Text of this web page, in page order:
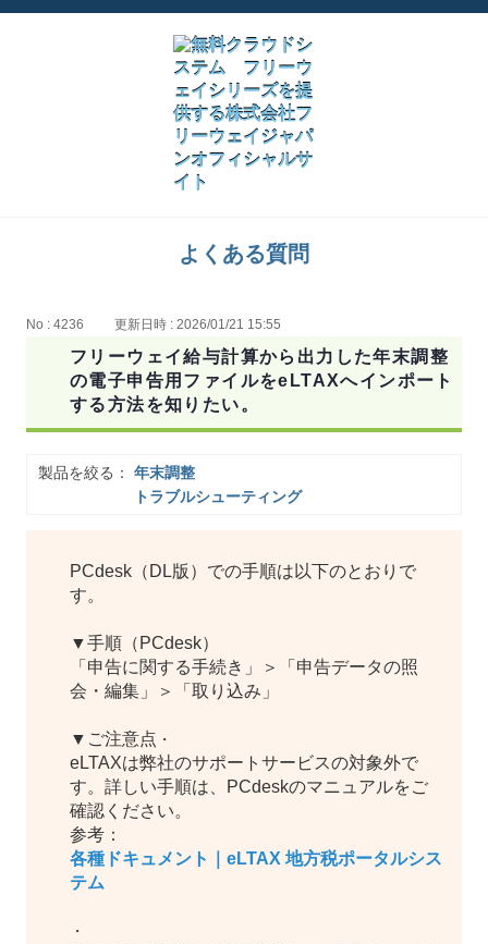
よくある質問
No : 4236 更新日時 : 2026/01/21 15:55
フリーウェイ給与計算から出力した年末調整
の電子申告用ファイルをeLTAXへインポート
する方法を知りたい。
製品を絞る：
年末調整
トラブルシューティング
PCdesk（DL版）での手順は以下のとおりで
す。
▼手順（PCdesk）
「申告に関する手続き」＞「申告データの照
会・編集」＞「取り込み」
▼ご注意点 ・
eLTAXは弊社のサポートサービスの対象外で
す。詳しい手順は、PCdeskのマニュアルをご
確認ください。
参考：
各種ドキュメント｜eLTAX 地方税ポータルシス
テム
・